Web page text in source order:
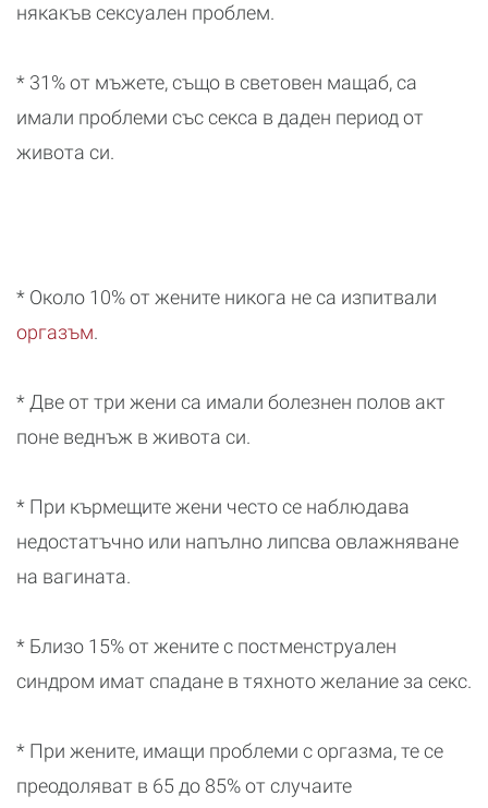
някакъв сексуален проблем.
* 31% от мъжете, също в световен мащаб, са
имали проблеми със секса в даден период от
живота си.
* Около 10% от жените никога не са изпитвали
оргазъм.
* Две от три жени са имали болезнен полов акт
поне веднъж в живота си.
* При кърмещите жени често се наблюдава
недостатъчно или напълно липсва овлажняване
на вагината.
* Близо 15% от жените с постменструален
синдром имат спадане в тяхното желание за секс.
* При жените, имащи проблеми с оргазма, те се
преодоляват в 65 до 85% от случаите